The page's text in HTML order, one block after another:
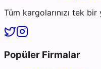
Tüm kargolarınızı tek
Popüler Firmalar